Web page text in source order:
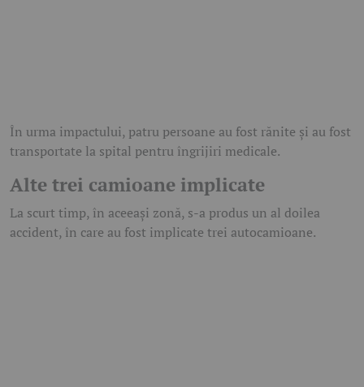
În urma impactului, patru persoane au fost rănite și au fost
transportate la spital pentru îngrijiri medicale.
Alte trei camioane implicate
La scurt timp, în aceeași zonă, s-a produs un al doilea
accident, în care au fost implicate trei autocamioane.